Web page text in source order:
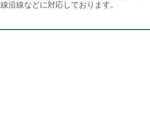
線沿線などに対応しております。